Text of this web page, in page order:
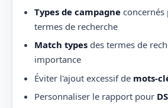
Types de campagneconcernés
termes de recherche
Match typesdes termes de
importance
Éviter l'ajout excessif de mots-
Personnaliser le rapport pour